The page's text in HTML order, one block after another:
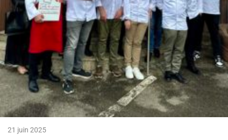
21 juin 2025